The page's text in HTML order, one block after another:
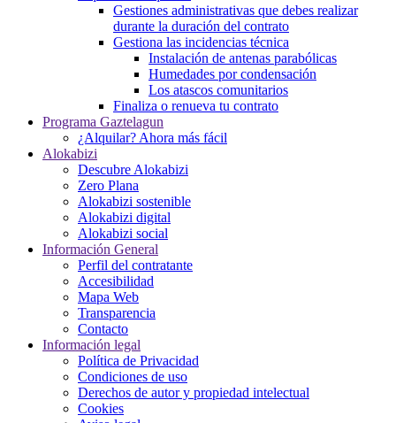
Gestiones administrativas que debes realizar
durante la duración del contrato
Gestiona las incidencias técnica
Instalación de antenas parabólicas
Humedades por condensación
Los atascos comunitarios
Finaliza o renueva tu contrato
Programa Gaztelagun
¿Alquilar? Ahora más fácil
Alokabizi
Descubre Alokabizi
Zero Plana
Alokabizi sostenible
Alokabizi digital
Alokabizi social
Información General
Perfil del contratante
Accesibilidad
Mapa Web
Transparencia
Contacto
Información legal
Política de Privacidad
Condiciones de uso
Derechos de autor y propiedad intelectual
Cookies